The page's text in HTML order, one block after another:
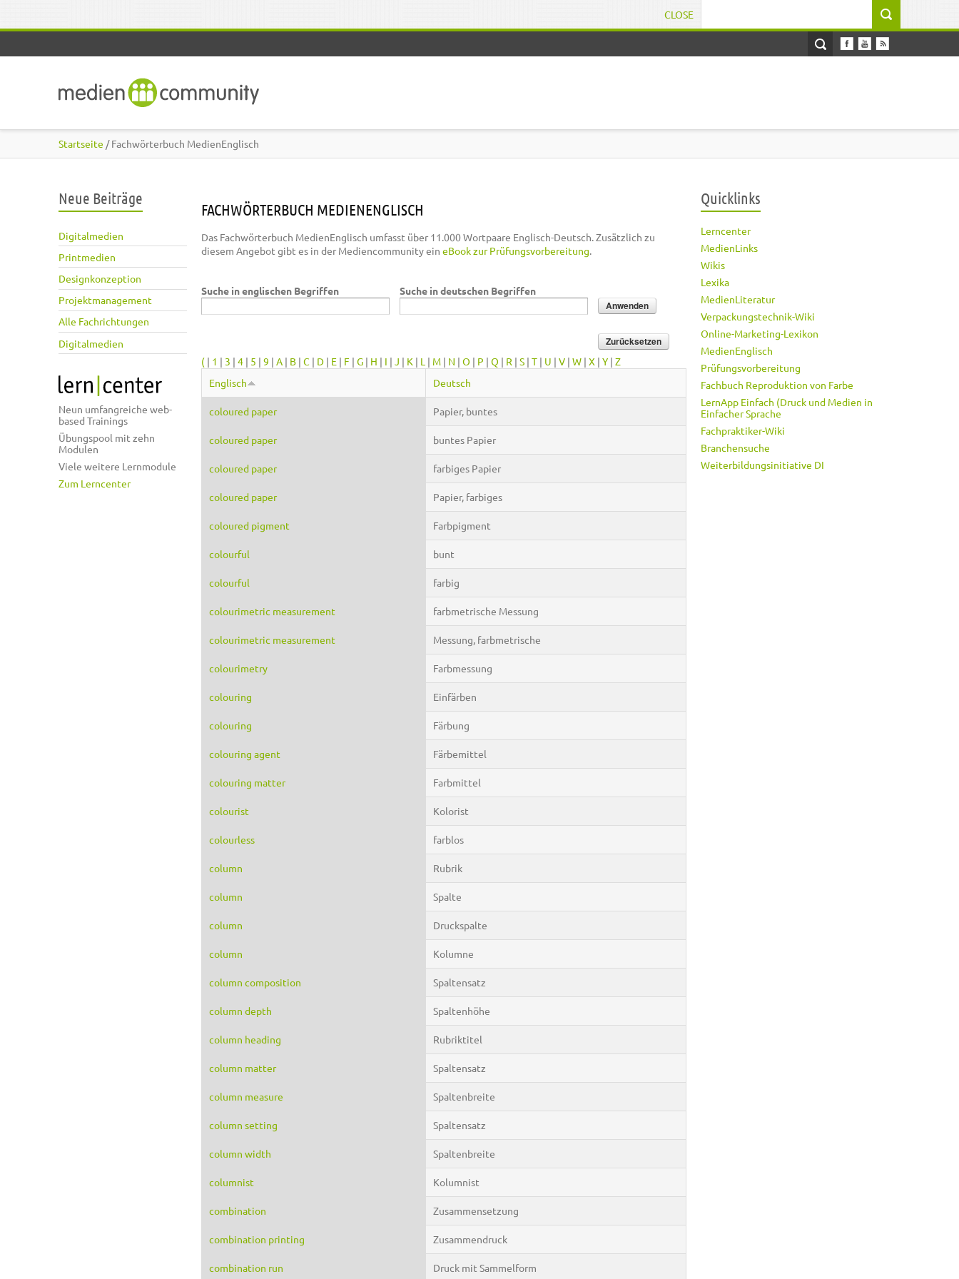
CLOSE
Startseite / Fachwörterbuch MedienEnglisch
Neue Beiträge
Digitalmedien
Printmedien
Designkonzeption
Projektmanagement
Alle Fachrichtungen
Digitalmedien
Neun umfangreiche web-
based Trainings
Übungspool mit zehn
Modulen
Viele weitere Lernmodule
Zum Lerncenter
FACHWÖRTERBUCH MEDIENENGLISCH
Das Fachwörterbuch MedienEnglisch umfasst über 11.000 Wortpaare Englisch-Deutsch. Zusätzlich zu
diesem Angebot gibt es in der Mediencommunity ein eBook zur Prüfungsvorbereitung.
Suche in englischen Begriffen Suche in deutschen Begriffen
( | 1 | 3 | 4 | 5 | 9 | A | B | C | D | E | F | G | H | I | J | K | L | M | N | O | P | Q | R | S | T | U | V | W | X | Y | Z
Englisch
Deutsch
coloured paper Papier, buntes
coloured paper buntes Papier
coloured paper farbiges Papier
coloured paper Papier, farbiges
coloured pigment Farbpigment
colourful bunt
colourful farbig
colourimetric measurement farbmetrische Messung
colourimetric measurement Messung, farbmetrische
colourimetry Farbmessung
colouring Einfärben
colouring Färbung
colouring agent Färbemittel
colouring matter Farbmittel
colourist Kolorist
colourless farblos
column Rubrik
column Spalte
column Druckspalte
column Kolumne
column composition Spaltensatz
column depth Spaltenhöhe
column heading Rubriktitel
column matter Spaltensatz
column measure Spaltenbreite
column setting Spaltensatz
column width Spaltenbreite
columnist Kolumnist
combination Zusammensetzung
combination printing Zusammendruck
combination run Druck mit Sammelform
Quicklinks
Lerncenter
MedienLinks
Wikis
Lexika
MedienLiteratur
Verpackungstechnik-Wiki
Online-Marketing-Lexikon
MedienEnglisch
Prüfungsvorbereitung
Fachbuch Reproduktion von Farbe
LernApp Einfach (Druck und Medien in
Einfacher Sprache
Fachpraktiker-Wiki
Branchensuche
Weiterbildungsinitiative DI